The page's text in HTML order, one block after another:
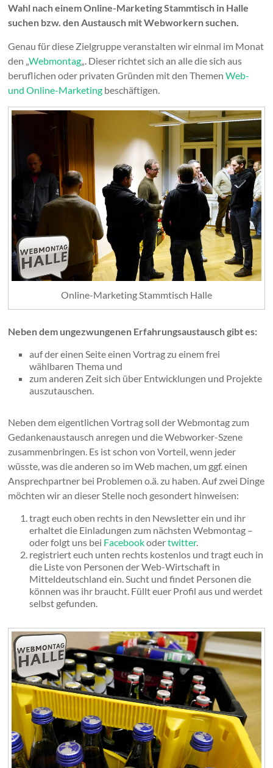
Wahl nach einem Online-Marketing Stammtisch in Halle
suchen bzw. den Austausch mit Webworkern suchen.
Genau für diese Zielgruppe veranstalten wir einmal im Monat
den „Webmontag„. Dieser richtet sich an alle die sich aus
beruflichen oder privaten Gründen mit den ThemenWeb-
und Online-Marketing beschäftigen.
Online-Marketing Stammtisch Halle
Neben dem ungezwungenen Erfahrungsaustausch gibt es:
auf der einen Seite einen Vortrag zu einem frei
wählbaren Thema und
zum anderen Zeit sich über Entwicklungen und Projekte
auszutauschen.
Neben dem eigentlichen Vortrag soll der Webmontag zum
Gedankenaustausch anregen und die Webworker-Szene
zusammenbringen. Es ist schon von Vorteil, wenn jeder
wüsste, was die anderen so im Web machen, um ggf. einen
Ansprechpartner bei Problemen o.ä. zu haben. Auf zwei Dinge
möchten wir an dieser Stelle noch gesondert hinweisen:
tragt euch oben rechts in den Newsletter ein und ihr
erhaltet die Einladungen zum nächsten Webmontag –
oder folgt uns bei Facebookodertwitter.
registriert euch unten rechts kostenlos und tragt euch in
die Liste von Personen der Web-Wirtschaft in
Mitteldeutschland ein. Sucht und findet Personen die
können was ihr braucht. Füllt euer Profil aus und werdet
selbst gefunden.